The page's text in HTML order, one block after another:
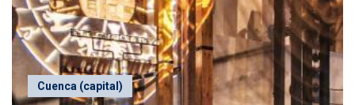
Cuenca (capital)